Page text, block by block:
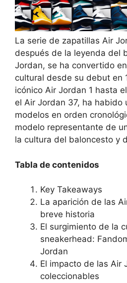
La serie de zapatillas Air
después de la leyenda del
Jordan, se ha convertido
cultural desde su debut en
icónico Air Jordan 1 hasta
el Air Jordan 37, ha habido
modelos en orden
modelo representante de
la cultura del baloncesto y
Tabla de contenidos
Key Takeaways
La aparición de las
breve historia
El surgimiento de la
sneakerhead:
Jordan
El impacto de las Air
coleccionables